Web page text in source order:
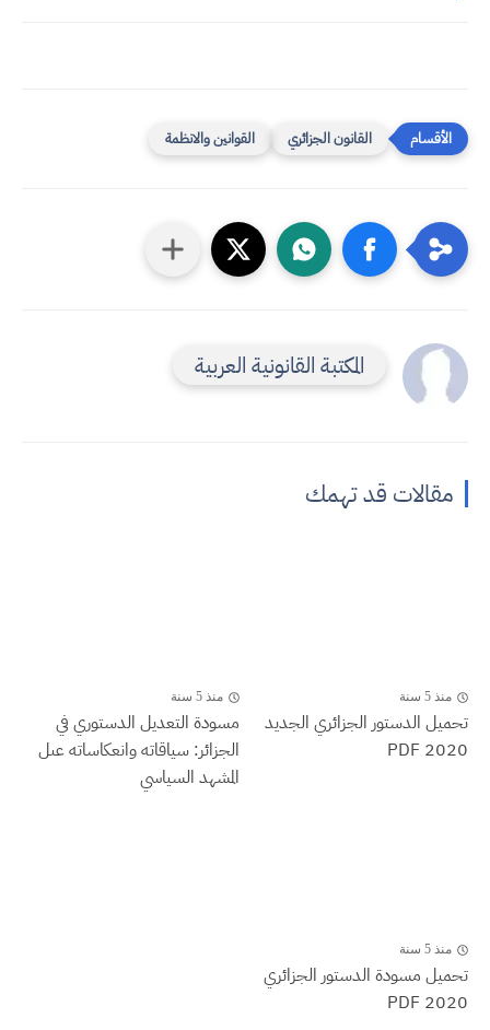
القانون الجزائري القوانين والانظمة
المكتبة القانونية العربية
مقالات قد تهمك
منذ 5 سنة
تحميل الدستور الجزائري الجديد
2020 PDF
منذ 5 سنة
مسودة التعديل الدستوري في
الجزائر: سياقاته وانعكاساته عىل
المشهد السياسي
منذ 5 سنة
تحميل مسودة الدستور الجزائري
2020 PDF